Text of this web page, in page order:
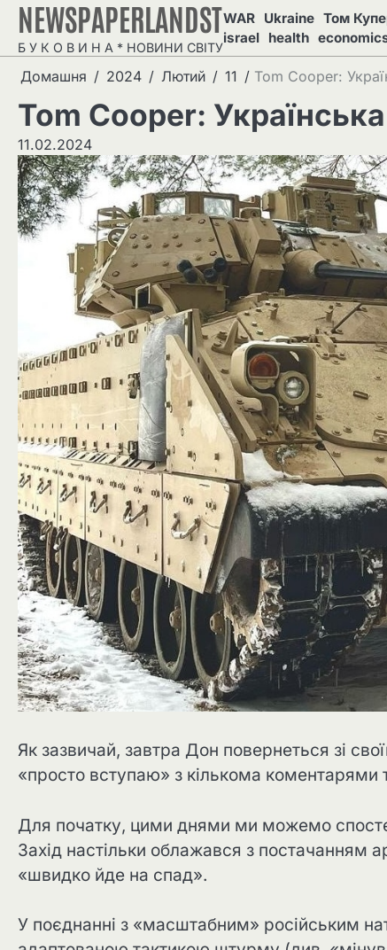
Перейти
вмісту
NEWSPAPERLANDST
Б У К О В И Н А * НОВИНИ СВІТУ
WAR Ukraine Том
israel health
Домашня 2024 Лютий 11 Tom Cooper:
Tom Cooper:
11.02.2024
Як зазвичай, завтра Дон повернеться зі
«просто вступаю» з кількома коментарями
Для початку, цими днями ми можемо
Захід настільки облажався з постачанням
«швидко йде на спад».
У поєднанні з «масштабним» російським